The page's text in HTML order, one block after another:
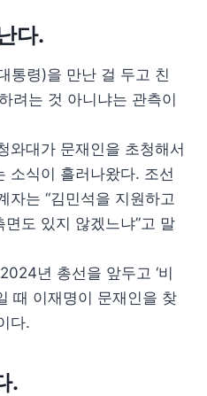
다.
통령)을 만난 걸 두고 친
려는 것 아니냐는 관측이
와대가 문재인을 초청해서
소식이 흘러나왔다. 조선
자는 “김민석을 지원하고
도 있지 않겠느냐”고 말
년 총선을 앞두고 ‘비
때 이재명이 문재인을 찾
다.
.